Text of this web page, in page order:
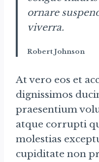
ornare
viverra.
Robert Johnson
At vero eos et
dignissimos
praesentium
atque corrupti
molestias
cupiditate non